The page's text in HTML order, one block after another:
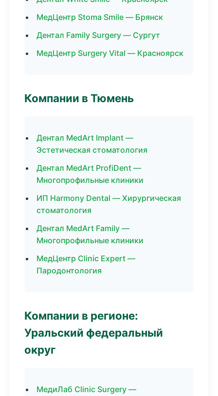
МедЦентр Stoma Smile — Брянск
Дентал Family Surgery — Сургут
МедЦентр Surgery Vital — Красноярск
Компании в Тюмень
Дентал MedArt Implant —
Эстетическая стоматология
Дентал MedArt ProfiDent —
Многопрофильные клиники
ИП Harmony Dental — Хирургическая
стоматология
Дентал MedArt Family —
Многопрофильные клиники
МедЦентр Clinic Expert —
Пародонтология
Компании в регионе:
Уральский федеральный
округ
МедиЛаб Clinic Surgery —